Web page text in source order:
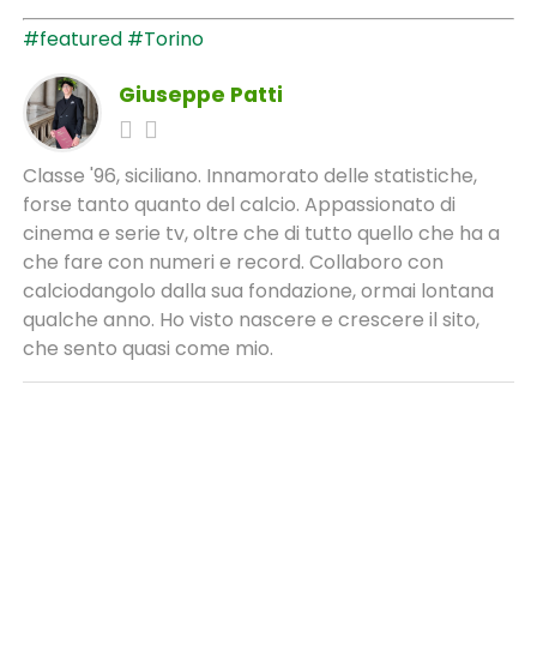
#featured #Torino
Giuseppe Patti
Classe '96, siciliano. Innamorato delle statistiche,
forse tanto quanto del calcio. Appassionato di
cinema e serie tv, oltre che di tutto quello che ha a
che fare con numeri e record. Collaboro con
calciodangolo dalla sua fondazione, ormai lontana
qualche anno. Ho visto nascere e crescere il sito,
che sento quasi come mio.